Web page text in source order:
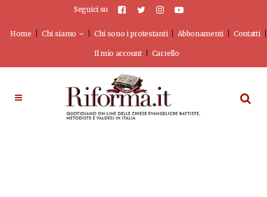
Seguici su
Home Chi siamo Chi sono i protestanti Abbonamenti Contatti
Il mio account Carrello